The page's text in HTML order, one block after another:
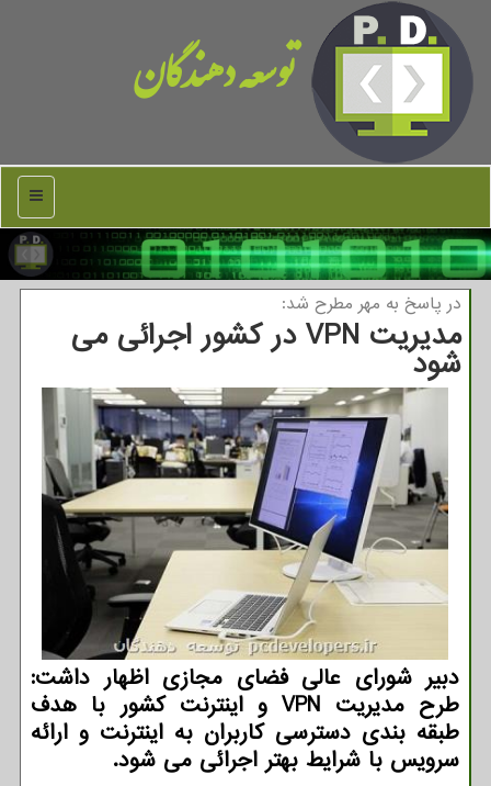
توسعه دهندگان
منو
در پاسخ به مهر مطرح شد:
مدیریت VPN در كشور اجرائی می
شود
دبیر شورای عالی فضای مجازی اظهار داشت:
طرح مدیریت VPN و اینترنت کشور با هدف
طبقه بندی دسترسی کاربران به اینترنت و ارائه
سرویس با شرایط بهتر اجرائی می شود.